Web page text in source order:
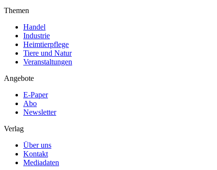
Themen
Handel
Industrie
Heimtierpflege
Tiere und Natur
Veranstaltungen
Angebote
E-Paper
Abo
Newsletter
Verlag
Über uns
Kontakt
Mediadaten